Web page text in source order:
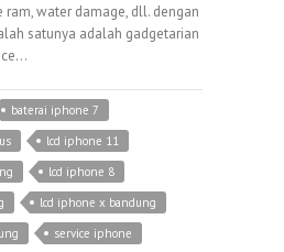
ram, water damage, dll. dengan
satunya adalah gadgetarian
baterai iphone 7
lcd iphone 11
lcd iphone 8
lcd iphone x bandung
service iphone